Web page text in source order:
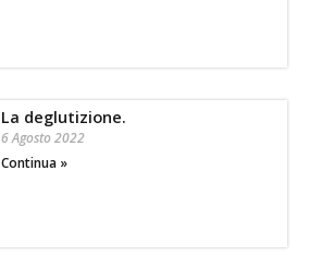
La deglutizione.
6 Agosto 2022
Continua »